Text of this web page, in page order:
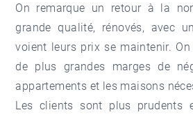
On remarque un retour à la
grande qualité, rénovés, avec
voient leurs prix se maintenir. On
de plus grandes marges de
appartements et les maisons
Les clients sont plus prudents